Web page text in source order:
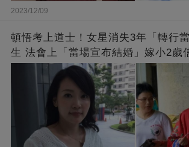
2023/12/09
頓悟考上道士！女星消失3年「轉行
生 法會上「當場宣布結婚」嫁小2歲